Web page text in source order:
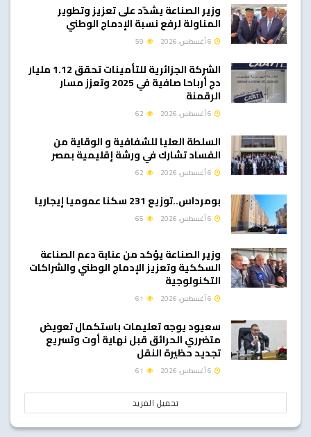
وزير الصناعة يشدّد على تعزيز وتطوير
المناولة لرفع نسبة الإدماج الوطني
الشركة الجزائرية للتأمينات تحقق 1.12 مليار
دج أرباحا صافية في 2025 وتعزز مسار
الرقمنة
السلطة العليا للشفافية و الوقاية من
الفساد تشارك في ورشة إقليمية بمصر
بومرداس..توزيع 231 سكنا عموميا إيجاريا
وزير الصناعة يؤكد من عنابة دعم الصناعة
السككية وتعزيز الإدماج الوطني والشراكات
التكنولوجية
سعيود يوجه تعليمات باستكمال تعويض
متضرري الحرائق قبل نهاية أوت وتسريع
تجديد حظيرة النقل
تحميل المزيد